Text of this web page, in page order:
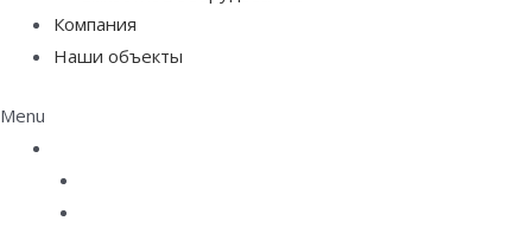
Компания
Наши объекты
Menu